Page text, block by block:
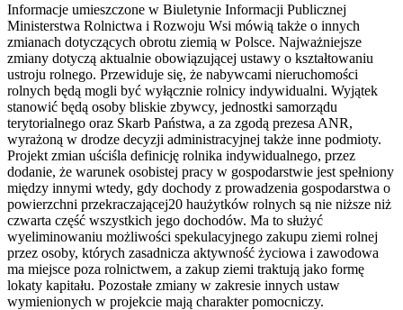
Informacje umieszczone w Biuletynie Informacji Publicznej
Ministerstwa Rolnictwa i Rozwoju Wsi mówią także o innych
zmianach dotyczących obrotu ziemią w Polsce. Najważniejsze
zmiany dotyczą aktualnie obowiązującej ustawy o kształtowaniu
ustroju rolnego. Przewiduje się, że nabywcami nieruchomości
rolnych będą mogli być wyłącznie rolnicy indywidualni. Wyjątek
stanowić będą osoby bliskie zbywcy, jednostki samorządu
terytorialnego oraz Skarb Państwa, a za zgodą prezesa ANR,
wyrażoną w drodze decyzji administracyjnej także inne podmioty.
Projekt zmian uściśla definicję rolnika indywidualnego, przez
dodanie, że warunek osobistej pracy w gospodarstwie jest spełniony
między innymi wtedy, gdy dochody z prowadzenia gospodarstwa o
powierzchni przekraczającej20 haużytków rolnych są nie niższe niż
czwarta część wszystkich jego dochodów. Ma to służyć
wyeliminowaniu możliwości spekulacyjnego zakupu ziemi rolnej
przez osoby, których zasadnicza aktywność życiowa i zawodowa
ma miejsce poza rolnictwem, a zakup ziemi traktują jako formę
lokaty kapitału. Pozostałe zmiany w zakresie innych ustaw
wymienionych w projekcie mają charakter pomocniczy.